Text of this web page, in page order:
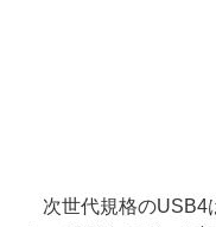
次世代規格のUSB4